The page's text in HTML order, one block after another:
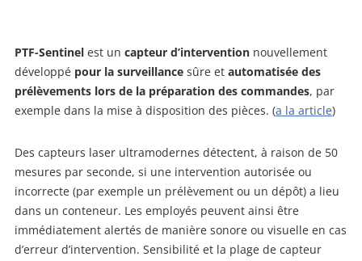
PTF-Sentinel est un capteur d’intervention nouvellement
développé pour la surveillance sûre et automatisée des
prélèvements lors de la préparation des commandes, par
exemple dans la mise à disposition des pièces. (a la article)
Des capteurs laser ultramodernes détectent, à raison de 50
mesures par seconde, si une intervention autorisée ou
incorrecte (par exemple un prélèvement ou un dépôt) a lieu
dans un conteneur. Les employés peuvent ainsi être
immédiatement alertés de manière sonore ou visuelle en cas
d’erreur d’intervention. Sensibilité et la plage de capteur